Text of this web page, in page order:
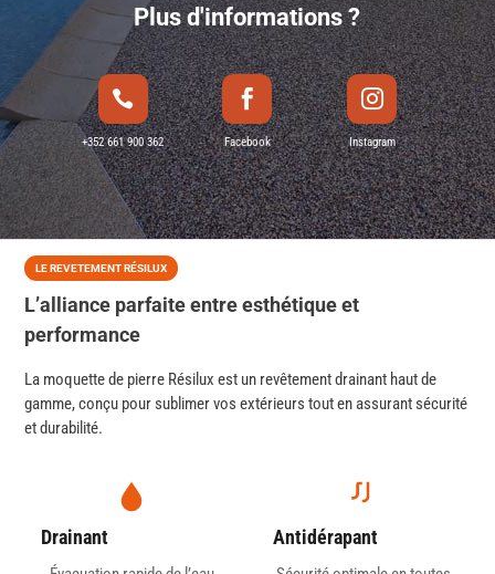
Plus d'informations ?

+352 661 900 362

Facebook

Instagram
LE REVETEMENT RÉSILUX
L’alliance parfaite entre esthétique et
performance
La moquette de pierre Résilux est un revêtement drainant haut de
gamme, conçu pour sublimer vos extérieurs tout en assurant sécurité
et durabilité.
Drainant Antidérapant